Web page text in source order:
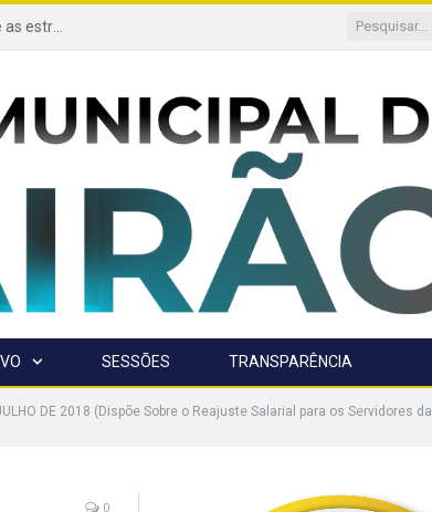
Projeto de autoria do presidente Gessé Maranata que protege as estradas vicinais de Trairão é transformado em lei
SESSÕES TRANSPARÊNCIA
DE 2018 (Dispõe Sobre o Reajuste Salarial para os Servidores da
0